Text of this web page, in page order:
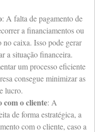
: A falta de pagamento de
a financiamentos ou
caixa. Isso pode gerar
a situação financeira.
um processo eficiente
consegue minimizar as
lucro.
com o cliente: A
de forma estratégica, a
com o cliente, caso a